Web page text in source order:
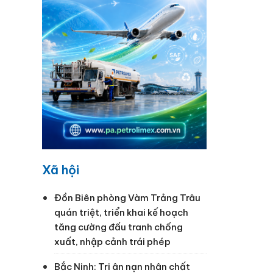
Xã hội
Đồn Biên phòng Vàm Trảng Trâu
quán triệt, triển khai kế hoạch
tăng cường đấu tranh chống
xuất, nhập cảnh trái phép
Bắc Ninh: Tri ân nạn nhân chất